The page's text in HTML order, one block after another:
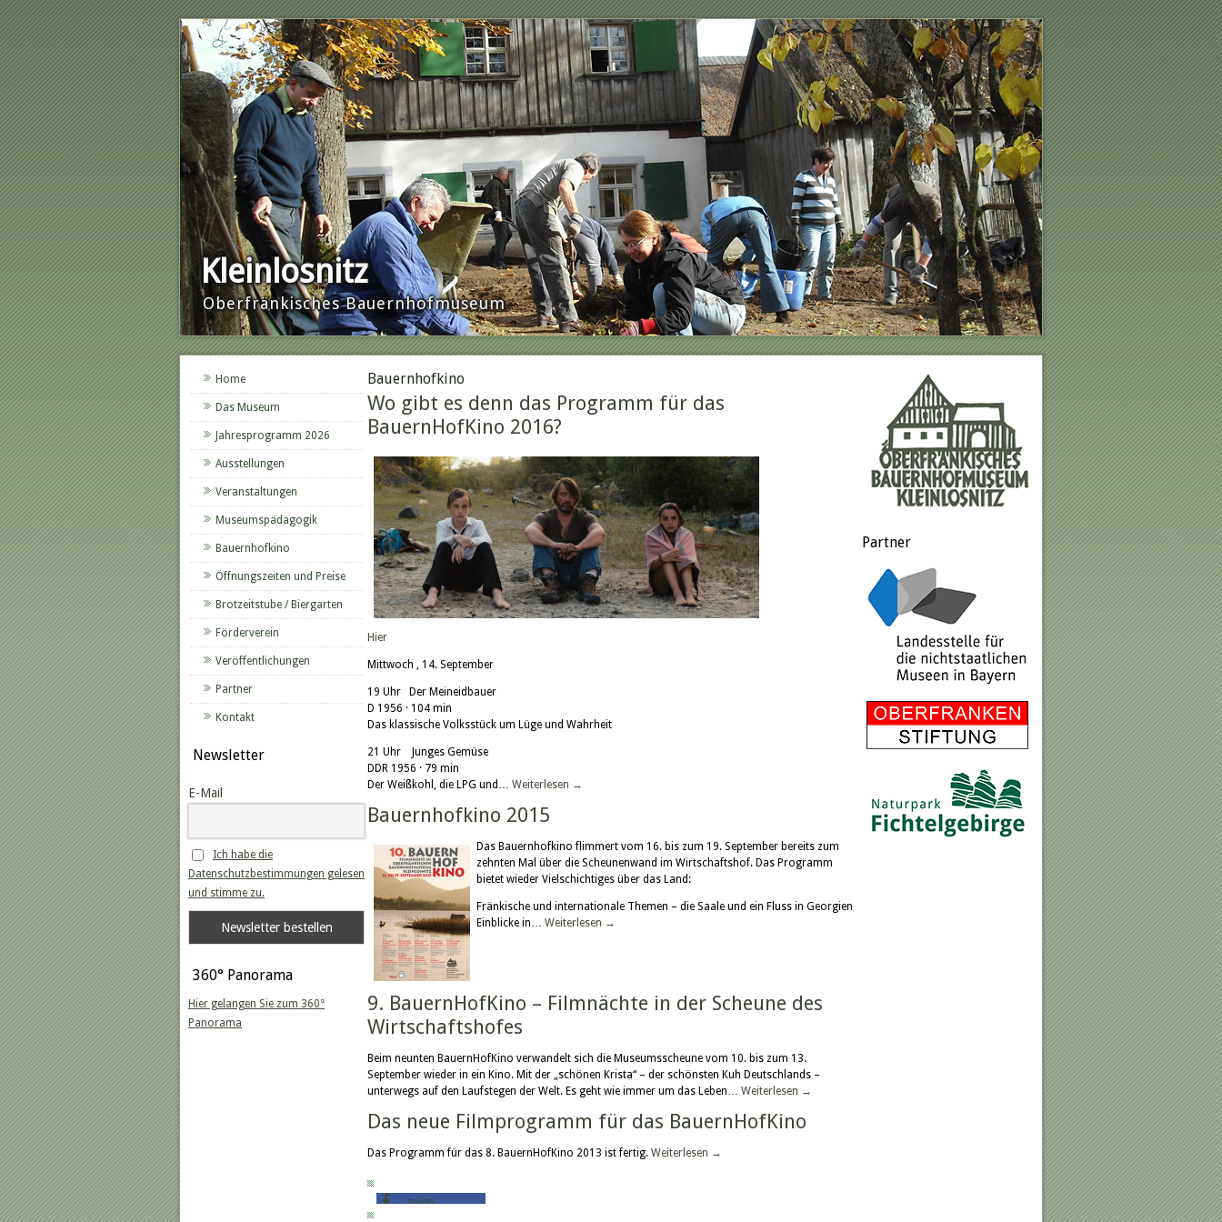
Kleinlosnitz
Oberfränkisches Bauernhofmuseum
Home
Das Museum
Jahresprogramm 2026
Ausstellungen
Veranstaltungen
Museumspädagogik
Bauernhofkino
Öffnungszeiten und Preise
Brotzeitstube / Biergarten
Förderverein
Veröffentlichungen
Partner
Kontakt
Newsletter
E-Mail
Ich habe die
Datenschutzbestimmungen gelesen
und stimme zu.
360° Panorama
Hier gelangen Sie zum 360°
Panorama
Bauernhofkino
Wo gibt es denn das Programm für das
BauernHofKino 2016?
Hier
Mittwoch , 14. September
19 Uhr Der Meineidbauer
D 1956 · 104 min
Das klassische Volksstück um Lüge und Wahrheit
21 Uhr Junges Gemüse
DDR 1956 · 79 min
Der Weißkohl, die LPG und… Weiterlesen →
Bauernhofkino 2015
Das Bauernhofkino flimmert vom 16. bis zum 19. September bereits zum
zehnten Mal über die Scheunenwand im Wirtschaftshof. Das Programm
bietet wieder Vielschichtiges über das Land:
Fränkische und internationale Themen – die Saale und ein Fluss in Georgien
Einblicke in… Weiterlesen →
9. BauernHofKino – Filmnächte in der Scheune des
Wirtschaftshofes
Beim neunten BauernHofKino verwandelt sich die Museumsscheune vom 10. bis zum 13.
September wieder in ein Kino. Mit der „schönen Krista“ – der schönsten Kuh Deutschlands –
unterwegs auf den Laufstegen der Welt. Es geht wie immer um das Leben… Weiterlesen →
Das neue Filmprogramm für das BauernHofKino
Das Programm für das 8. BauernHofKino 2013 ist fertig. Weiterlesen →
teilen
Partner